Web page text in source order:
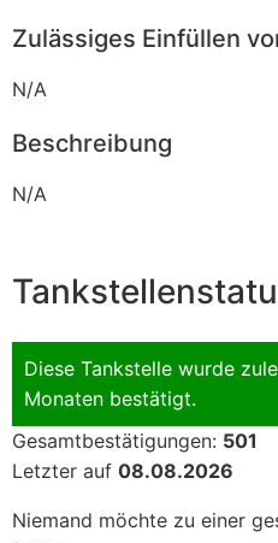
Zulässiges Einfüllen
N/A
Beschreibung
N/A
Diese Tankstelle wurde
Monaten bestätigt.
Gesamtbestätigungen: 501
Letzter auf 08.08.2026
Niemand möchte zu einer